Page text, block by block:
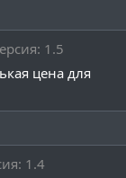
1.5
цена для
1.4